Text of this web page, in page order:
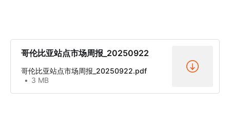
哥伦比亚站点市场周报_20250922
哥伦比亚站点市场周报_20250922.pdf
3 MB